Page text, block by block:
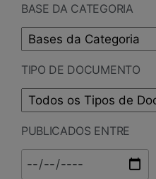
BASE DA CATEGORIA
TIPO DE DOCUMENTO
PUBLICADOS ENTRE